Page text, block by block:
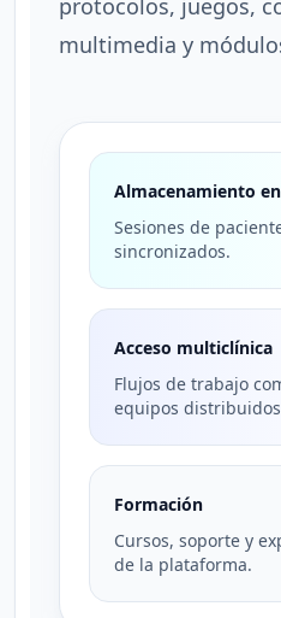
protocolos, juegos,
multimedia y
Almacenamiento
Sesiones de
sincronizados.
Acceso multiclínica
Flujos de trabajo
equipos
Formación
Cursos, soporte y
de la plataforma.